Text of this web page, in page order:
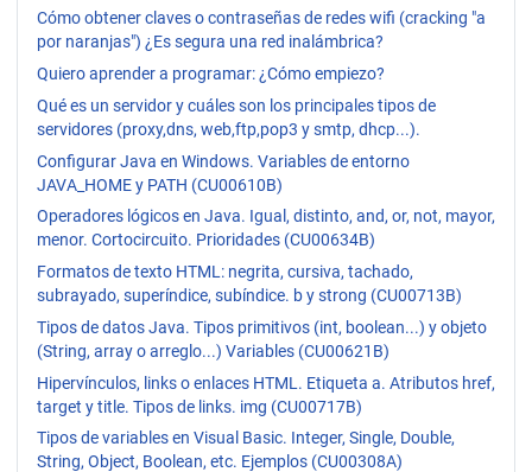
Cómo obtener claves o contraseñas de redes wifi (cracking "a
por naranjas") ¿Es segura una red inalámbrica?
Quiero aprender a programar: ¿Cómo empiezo?
Qué es un servidor y cuáles son los principales tipos de
servidores (proxy,dns, web,ftp,pop3 y smtp, dhcp...).
Configurar Java en Windows. Variables de entorno
JAVA_HOME y PATH (CU00610B)
Operadores lógicos en Java. Igual, distinto, and, or, not, mayor,
menor. Cortocircuito. Prioridades (CU00634B)
Formatos de texto HTML: negrita, cursiva, tachado,
subrayado, superíndice, subíndice. b y strong (CU00713B)
Tipos de datos Java. Tipos primitivos (int, boolean...) y objeto
(String, array o arreglo...) Variables (CU00621B)
Hipervínculos, links o enlaces HTML. Etiqueta a. Atributos href,
target y title. Tipos de links. img (CU00717B)
Tipos de variables en Visual Basic. Integer, Single, Double,
String, Object, Boolean, etc. Ejemplos (CU00308A)